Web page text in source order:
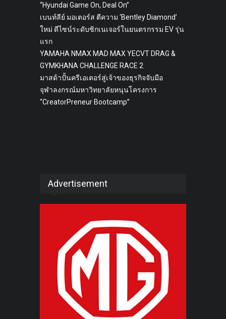
“Hyundai Game On, Deal On”
เบนท์ลีย์ มอเตอร์ส ตีความ ‘Bentley Diamond’
ใหม่ ดีไซน์ระดับซิกเนเจอร์ในยนตรกรรม EV รุ่น
แรก
YAMAHA NMAX MAD MAX YECVT DRAG &
GYMKHANA CHALLENGE RACE 2
มาสด้าปั้นครีเอเตอร์สู่เจ้าของธุรกิจจับมือ
จุฬาลงกรณ์มหาวิทยาลัยหนุนโครงการ
“CreatorPreneur Bootcamp”
Advertisement